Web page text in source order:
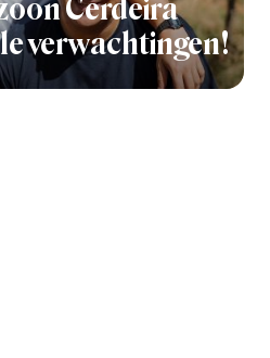
Cerdeira
verwachtingen!